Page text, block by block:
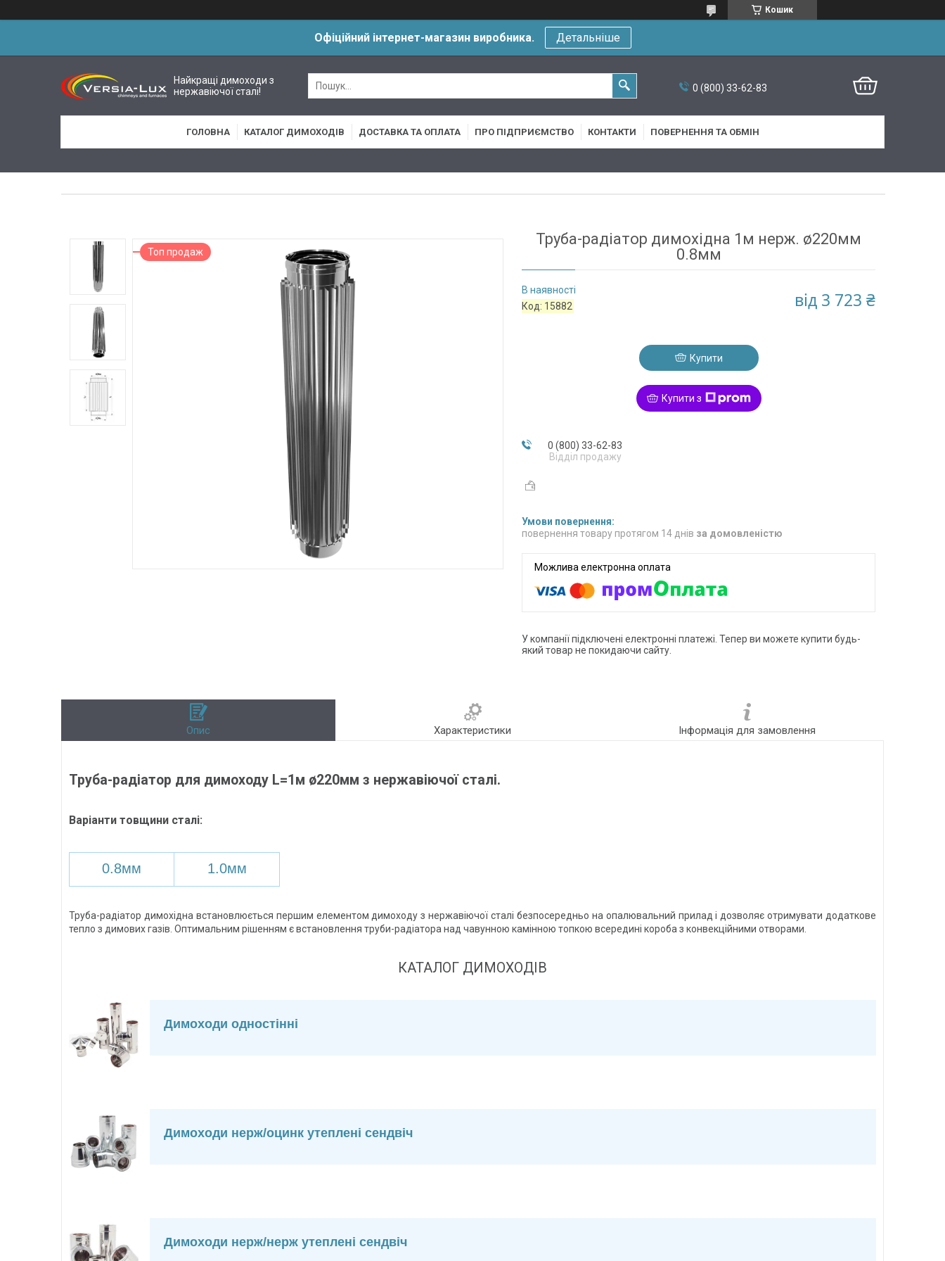
Кошик
Офіційний інтернет-магазин виробника. Детальніше
Найкращі димоходи з
нержавіючої сталі!
0 (800) 33-62-83
ГОЛОВНА КАТАЛОГ ДИМОХОДІВ ДОСТАВКА ТА ОПЛАТА ПРО ПІДПРИЄМСТВО КОНТАКТИ ПОВЕРНЕННЯ ТА ОБМІН
Топ продаж
Труба-радіатор димохідна 1м нерж. ø220мм
0.8мм
В наявності
Код: 15882 від 3 723 ₴
Купити
Купити з
0 (800) 33-62-83
Відділ продажу
повернення товару протягом 14 днів за домовленістю
У компанії підключені електронні платежі. Тепер ви можете купити будь-
який товар не покидаючи сайту.
Опис Характеристики Інформація для замовлення
Труба-радіатор для димоходу L=1м ø220мм з нержавіючої сталі.
Варіанти товщини сталі:
0.8мм 1.0мм
Труба-радіатор димохідна встановлюється першим елементом димоходу з нержавіючої сталі безпосередньо на опалювальний прилад і дозволяє отримувати додаткове
тепло з димових газів. Оптимальним рішенням є встановлення труби-радіатора над чавунною камінною топкою всередині короба з конвекційними отворами.
КАТАЛОГ ДИМОХОДІВ
Димоходи одностінні
Димоходи нерж/оцинк утеплені сендвіч
Димоходи нерж/нерж утеплені сендвіч